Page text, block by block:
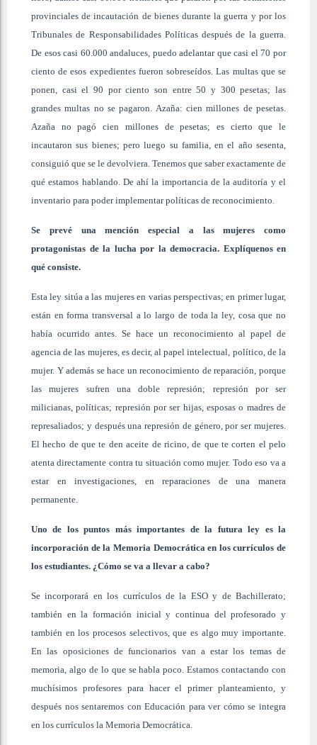
provinciales de incautación de bienes durante la guerra y por los
Tribunales de Responsabilidades Políticas después de la guerra.
De esos casi 60.000 andaluces, puedo adelantar que casi el 70 por
ciento de esos expedientes fueron sobreseídos. Las multas que se
ponen, casi el 90 por ciento son entre 50 y 300 pesetas; las
grandes multas no se pagaron. Azaña: cien millones de pesetas.
Azaña no pagó cien millones de pesetas; es cierto que le
incautaron sus bienes; pero luego su familia, en el año sesenta,
consiguió que se le devolviera. Tenemos que saber exactamente de
qué estamos hablando. De ahí la importancia de la auditoría y el
inventario para poder implementar políticas de reconocimiento.
Se prevé una mención especial a las mujeres como
protagonistas de la lucha por la democracia. Explíquenos en
qué consiste.
Esta ley sitúa a las mujeres en varias perspectivas; en primer lugar,
están en forma transversal a lo largo de toda la ley, cosa que no
había ocurrido antes. Se hace un reconocimiento al papel de
agencia de las mujeres, es decir, al papel intelectual, político, de la
mujer. Y además se hace un reconocimiento de reparación, porque
las mujeres sufren una doble represión; represión por ser
milicianas, políticas; represión por ser hijas, esposas o madres de
represaliados; y después una represión de género, por ser mujeres.
El hecho de que te den aceite de ricino, de que te corten el pelo
atenta directamente contra tu situación como mujer. Todo eso va a
estar en investigaciones, en reparaciones de una manera
permanente.
Uno de los puntos más importantes de la futura ley es la
incorporación de la Memoria Democrática en los currículos de
los estudiantes. ¿Cómo se va a llevar a cabo?
Se incorporará en los currículos de la ESO y de Bachillerato;
también en la formación inicial y continua del profesorado y
también en los procesos selectivos, que es algo muy importante.
En las oposiciones de funcionarios van a estar los temas de
memoria, algo de lo que se habla poco. Estamos contactando con
muchísimos profesores para hacer el primer planteamiento, y
después nos sentaremos con Educación para ver cómo se integra
en los currículos la Memoria Democrática.